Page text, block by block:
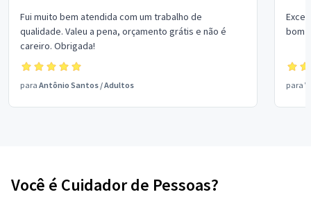
Fui muito bem atendida com um trabalho de
qualidade. Valeu a pena, orçamento grátis e não é
careiro. Obrigada!
para Antônio Santos /Adultos
bom
para
Você é Cuidador de Pessoas?